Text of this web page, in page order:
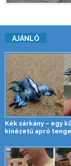
AJÁNLÓ
Kék sárkány – egy
kinézetű apró